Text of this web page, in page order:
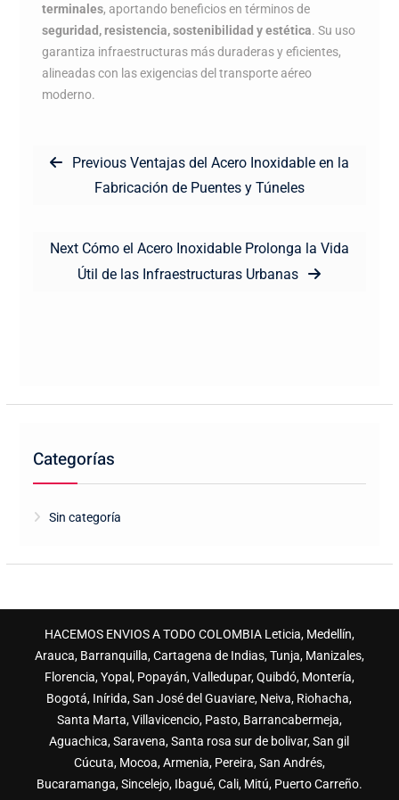
terminales, aportando beneficios en términos de
seguridad, resistencia, sostenibilidad y estética. Su uso
garantiza infraestructuras más duraderas y eficientes,
alineadas con las exigencias del transporte aéreo
moderno.
de
Previous Previous
post:
Ventajas del Acero Inoxidable en la
Fabricación de Puentes y Túneles
Next Next
post:
Cómo el Acero Inoxidable Prolonga la Vida
Útil de las Infraestructuras Urbanas
Categorías
Sin categoría
HACEMOS ENVIOS A TODO COLOMBIA Leticia, Medellín,
Arauca, Barranquilla, Cartagena de Indias, Tunja, Manizales,
Florencia, Yopal, Popayán, Valledupar, Quibdó, Montería,
Bogotá, Inírida, San José del Guaviare, Neiva, Riohacha,
Santa Marta, Villavicencio, Pasto, Barrancabermeja,
Aguachica, Saravena, Santa rosa sur de bolivar, San gil
Cúcuta, Mocoa, Armenia, Pereira, San Andrés,
Bucaramanga, Sincelejo, Ibagué, Cali, Mitú, Puerto Carreño.